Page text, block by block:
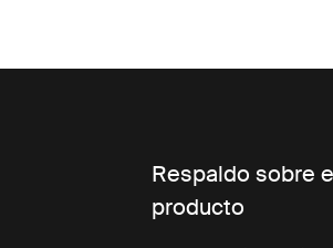
Respaldo sobre
producto